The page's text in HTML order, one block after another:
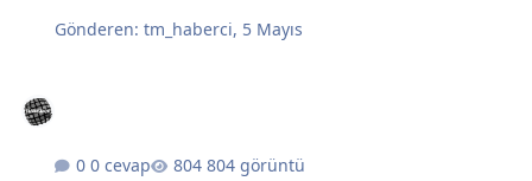
Gönderen:tm_haberci, 5 Mayıs
0 cevap 804 görüntü